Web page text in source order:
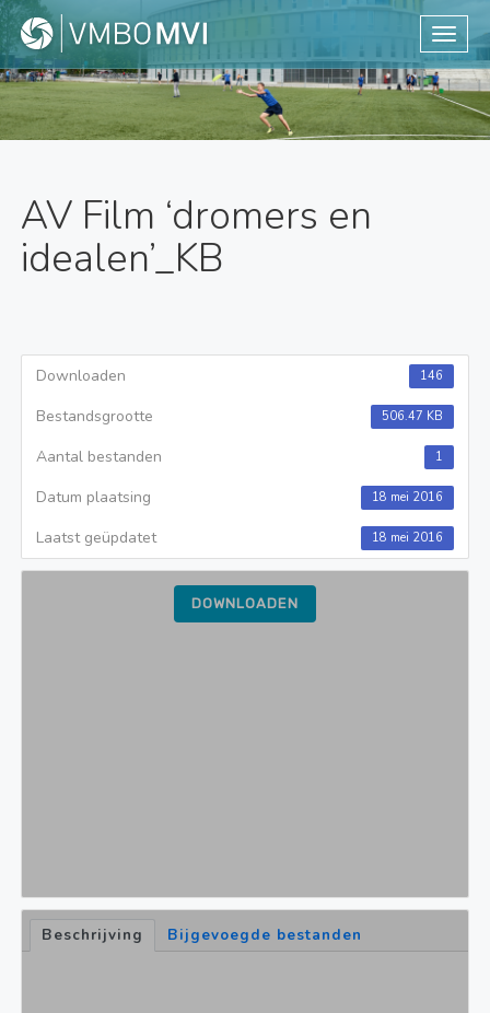
AV Film ‘dromers en
idealen’_KB
Downloaden 146
Bestandsgrootte 506.47 KB
Aantal bestanden 1
Datum plaatsing 18 mei 2016
Laatst geüpdatet 18 mei 2016
DOWNLOADEN
Beschrijving Bijgevoegde bestanden